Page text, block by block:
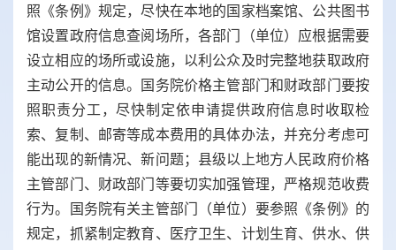
照《条例》规定，尽快在本地的国家档案馆、公共图书
馆设置政府信息查阅场所，各部门（单位）应根据需要
设立相应的场所或设施，以利公众及时完整地获取政府
主动公开的信息。国务院价格主管部门和财政部门要按
照职责分工，尽快制定依申请提供政府信息时收取检
索、复制、邮寄等成本费用的具体办法，并充分考虑可
能出现的新情况、新问题；县级以上地方人民政府价格
主管部门、财政部门等要切实加强管理，严格规范收费
行为。国务院有关主管部门（单位）要参照《条例》的
规定，抓紧制定教育、医疗卫生、计划生育、供水、供